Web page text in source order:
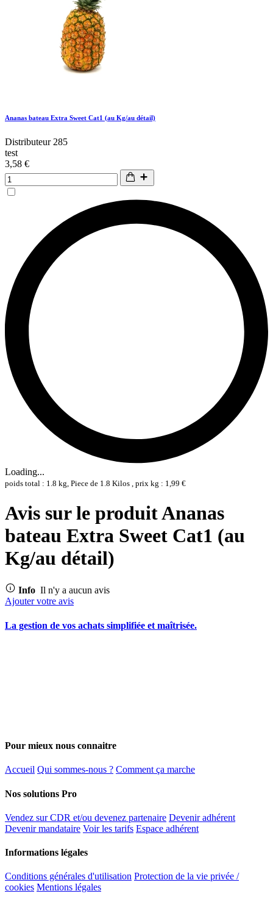
Ananas bateau Extra Sweet Cat1 (au Kg/au détail)
Distributeur 285
test
3,58 €
Loading...
poids total : 1.8 kg, Piece de 1.8 Kilos , prix kg : 1,99 €
Avis sur le produit Ananas
bateau Extra Sweet Cat1 (au
Kg/au détail)
Info Il n'y a aucun avis
Ajouter votre avis
La gestion de vos achats simplifiée et maîtrisée.
Pour mieux nous connaitre
Accueil Qui sommes-nous ? Comment ça marche
Nos solutions Pro
Vendez sur CDR et/ou devenez partenaire Devenir adhérent
Devenir mandataire Voir les tarifs Espace adhérent
Informations légales
Conditions générales d'utilisation Protection de la vie privée /
cookies Mentions légales